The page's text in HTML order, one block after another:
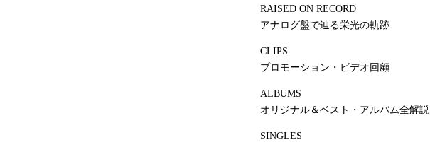
RAISED ON RECORD
アナログ盤で辿る栄光の軌跡
CLIPS
プロモーション・ビデオ回顧
ALBUMS
オリジナル＆ベスト・アルバム全解説
SINGLES